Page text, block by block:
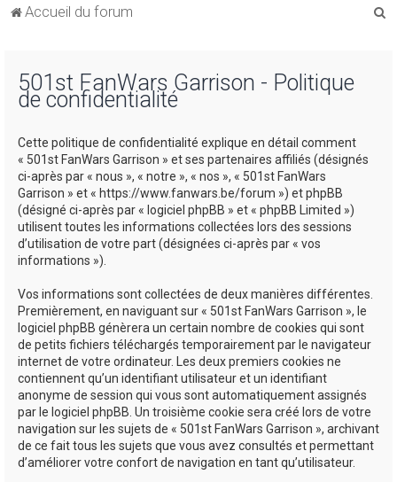
Accueil du forum
501st FanWars Garrison - Politique
de confidentialité
Cette politique de confidentialité explique en détail comment
« 501st FanWars Garrison » et ses partenaires affiliés (désignés
ci-après par « nous », « notre », « nos », « 501st FanWars
Garrison » et « https://www.fanwars.be/forum ») et phpBB
(désigné ci-après par « logiciel phpBB » et « phpBB Limited »)
utilisent toutes les informations collectées lors des sessions
d’utilisation de votre part (désignées ci-après par « vos
informations »).
Vos informations sont collectées de deux manières différentes.
Premièrement, en naviguant sur « 501st FanWars Garrison », le
logiciel phpBB génèrera un certain nombre de cookies qui sont
de petits fichiers téléchargés temporairement par le navigateur
internet de votre ordinateur. Les deux premiers cookies ne
contiennent qu’un identifiant utilisateur et un identifiant
anonyme de session qui vous sont automatiquement assignés
par le logiciel phpBB. Un troisième cookie sera créé lors de votre
navigation sur les sujets de « 501st FanWars Garrison », archivant
de ce fait tous les sujets que vous avez consultés et permettant
d’améliorer votre confort de navigation en tant qu’utilisateur.